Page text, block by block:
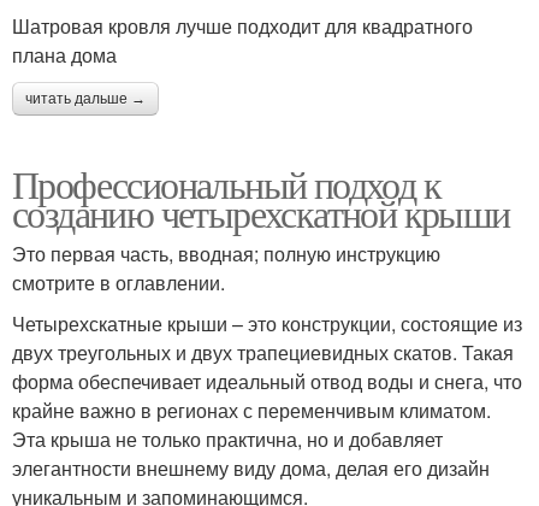
Шатровая кровля лучше подходит для квадратного
плана дома
читать дальше →
Профессиональный подход к
созданию четырехскатной крыши
Это первая часть, вводная; полную инструкцию
смотрите в оглавлении.
Четырехскатные крыши – это конструкции, состоящие из
двух треугольных и двух трапециевидных скатов. Такая
форма обеспечивает идеальный отвод воды и снега, что
крайне важно в регионах с переменчивым климатом.
Эта крыша не только практична, но и добавляет
элегантности внешнему виду дома, делая его дизайн
уникальным и запоминающимся.